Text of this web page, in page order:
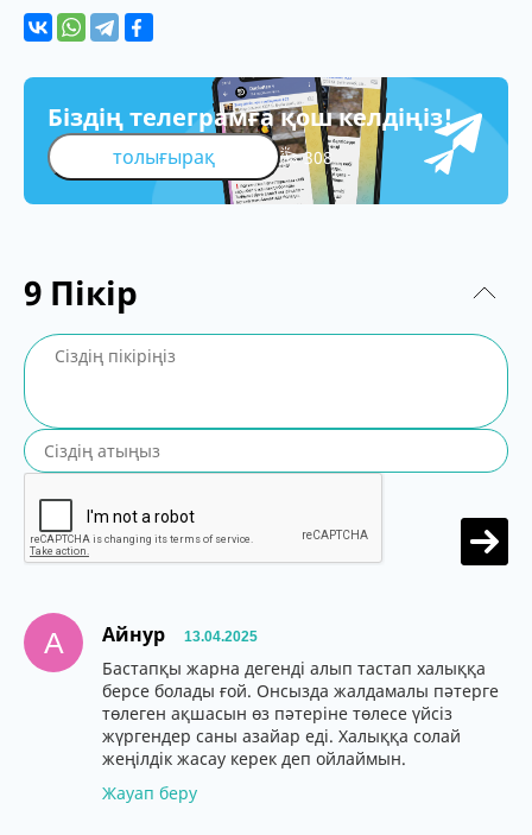
Біздің телеграмға қош келдіңіз!
толығырақ 308
9 Пікір
А Айнур 13.04.2025
Бастапқы жарна дегенді алып тастап халыққа
берсе болады ғой. Онсызда жалдамалы пәтерге
төлеген ақшасын өз пәтеріне төлесе үйсіз
жүргендер саны азайар еді. Халыққа солай
жеңілдік жасау керек деп ойлаймын.
Жауап беру